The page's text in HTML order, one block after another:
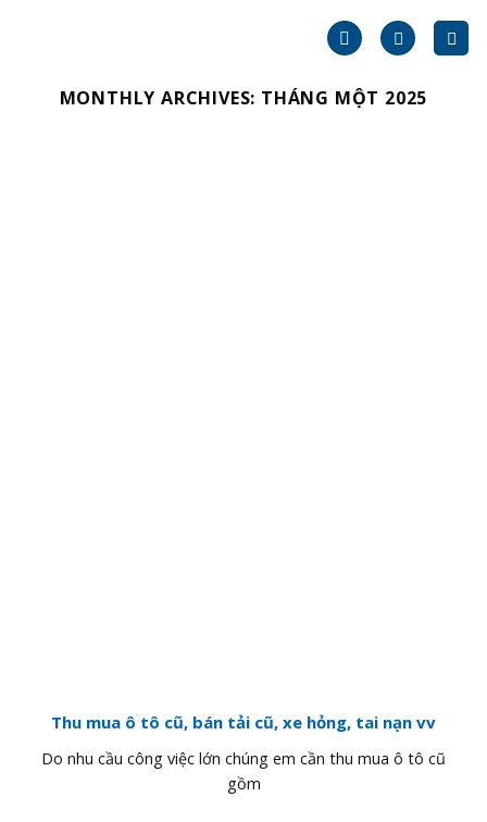
MONTHLY ARCHIVES: THÁNG MỘT 2025
Thu mua ô tô cũ, bán tải cũ, xe hỏng, tai nạn vv
Do nhu cầu công việc lớn chúng em cần thu mua ô tô cũ
gồm